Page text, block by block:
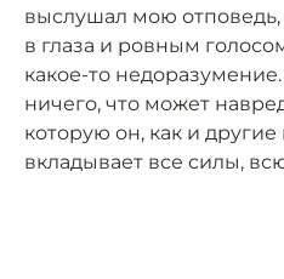
выслушал мою
в глаза и ровным
какое-то
ничего, что может
которую он, как и
вкладывает все силы,